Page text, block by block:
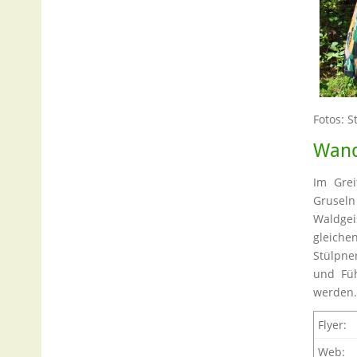
Fotos:
Im
und
werden.
Flyer:
Web: